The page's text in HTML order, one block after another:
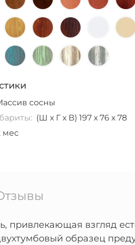
сосны
(Ш х Г х В) 197 х 76 х 78
мес
взгляд
образец